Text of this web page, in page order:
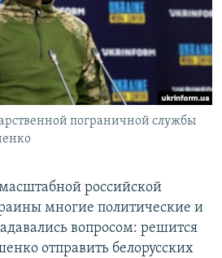
пограничной службы
российской
многие политические и
вопросом: решится
отправить белорусских